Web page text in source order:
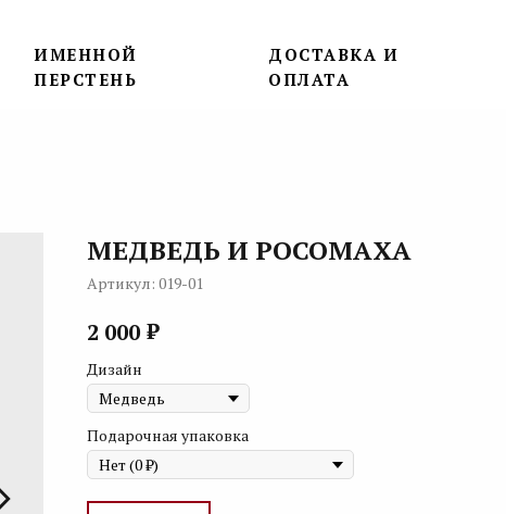
ДОСТАВКА И
ОПЛАТА
ИМЕННОЙ
ПЕРСТЕНЬ
МЕДВЕДЬ И РОСОМАХА
Артикул: 019-01
2 000 ₽
Дизайн
Подарочная упаковка